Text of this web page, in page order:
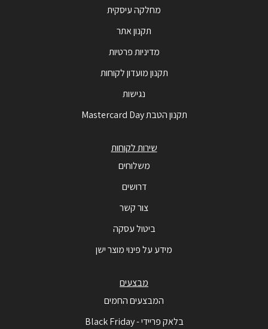
מחלקה עיסקית
תקנון אתר
מדיניות פרטיות
תקנון מועדון לקוחות
נגישות
תקנון הטבת Mastercard Day
שירות לקוחות
משלוחים
דרושים
צור קשר
ביטול עסקה
מידע על פינוי מוצר ישן
מבצעים
המבצעים החמים
בלאק פריידי - Black Friday